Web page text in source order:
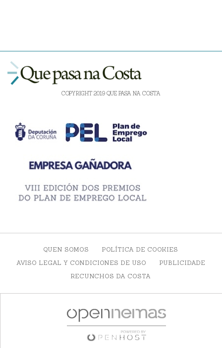
COPYRIGHT 2019 QUE PASA NA COSTA
QUEN SOMOS
POLÍTICA DE COOKIES
AVISO LEGAL Y CONDICIONES DE USO
PUBLICIDADE
RECUNCHOS DA COSTA